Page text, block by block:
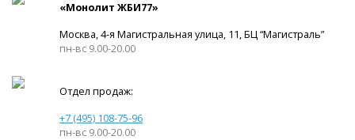
«Монолит ЖБИ77»
Москва, 4-я Магистральная улица, 11, ​БЦ “Магистраль”
пн-вс 9.00-20.00
Отдел продаж:
+7 (495) 108-75-96
пн-вс 9.00-20.00